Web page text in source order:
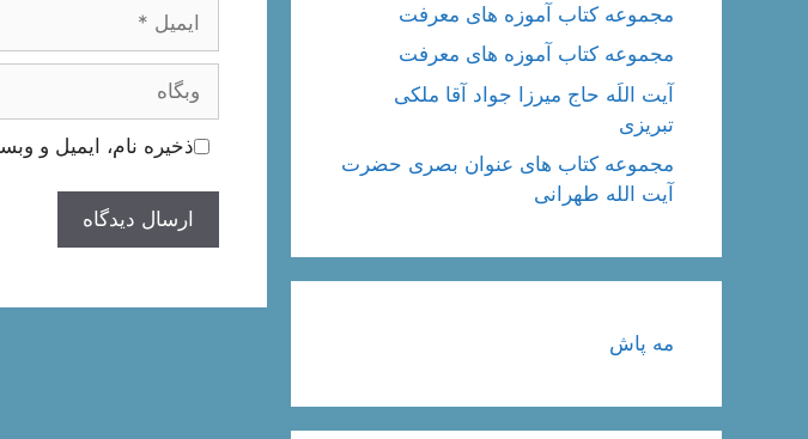
وبگاه
ذخیره نام، ایمیل و
مجموعه کتاب آموزه های معرفت
مجموعه کتاب آموزه های معرفت
آیت اللَه حاج میرزا جواد آقا ملکی
تبریزی
مجموعه کتاب های عنوان بصری حضرت
آیت الله طهرانی
مه پاش